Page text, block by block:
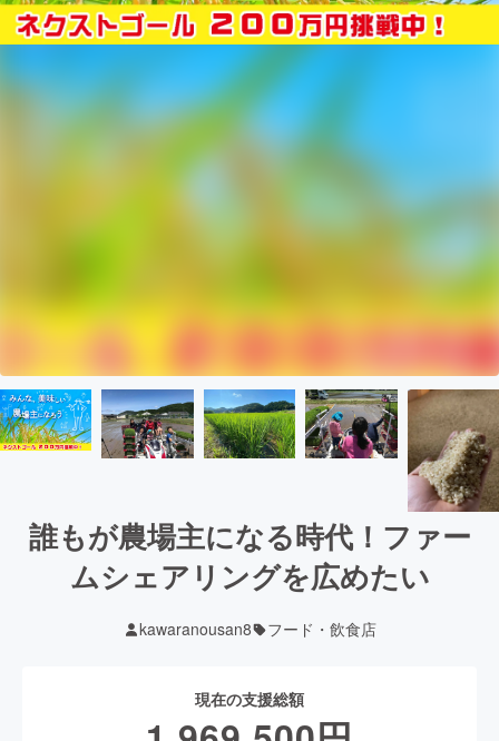
誰もが農場主になる時代！ファー
ムシェアリングを広めたい
kawaranousan8 フード・飲食店
現在の支援総額